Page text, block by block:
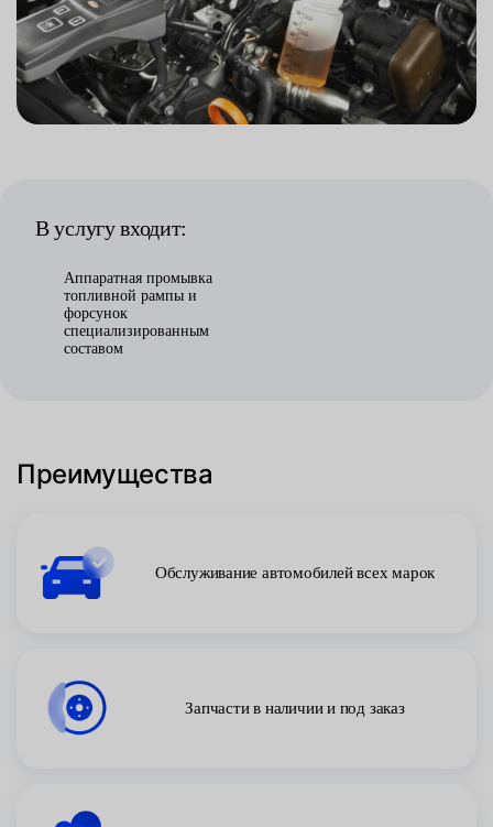
В услугу входит:
Аппаратная промывка
топливной рампы и
форсунок
специализированным
составом
Преимущества
Обслуживание автомобилей всех марок
Запчасти в наличии и под заказ